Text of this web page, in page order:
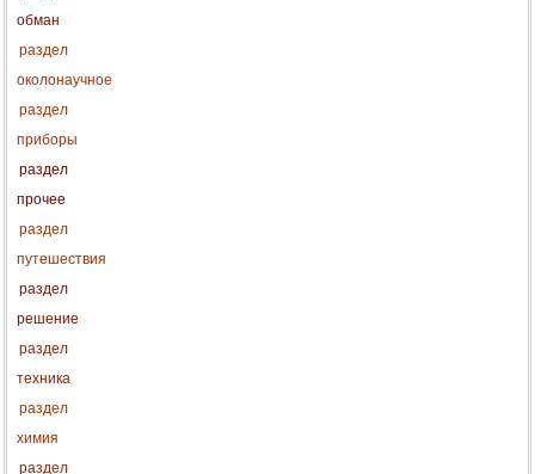
обман
раздел
околонаучное
раздел
приборы
раздел
прочее
раздел
путешествия
раздел
решение
раздел
техника
раздел
химия
раздел